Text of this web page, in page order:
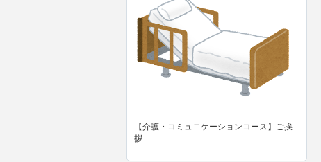
【介護・コミュニケーションコース】ご挨
拶